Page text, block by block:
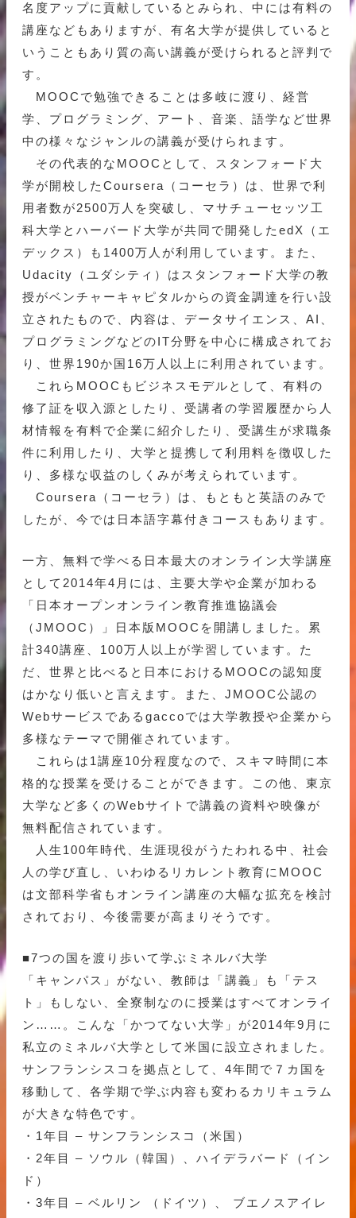
名度アップに貢献しているとみられ、中には有料の
講座などもありますが、有名大学が提供していると
いうこともあり質の高い講義が受けられると評判で
す。
MOOCで勉強できることは多岐に渡り、経営
学、プログラミング、アート、音楽、語学など世界
中の様々なジャンルの講義が受けられます。
その代表的なMOOCとして、スタンフォード大
学が開校したCoursera（コーセラ）は、世界で利
用者数が2500万人を突破し、マサチューセッツ工
科大学とハーバード大学が共同で開発したedX（エ
デックス）も1400万人が利用しています。また、
Udacity（ユダシティ）はスタンフォード大学の教
授がベンチャーキャピタルからの資金調達を行い設
立されたもので、内容は、データサイエンス、AI、
プログラミングなどのIT分野を中心に構成されてお
り、世界190か国16万人以上に利用されています。
これらMOOCもビジネスモデルとして、有料の
修了証を収入源としたり、受講者の学習履歴から人
材情報を有料で企業に紹介したり、受講生が求職条
件に利用したり、大学と提携して利用料を徴収した
り、多様な収益のしくみが考えられています。
Coursera（コーセラ）は、もともと英語のみで
したが、今では日本語字幕付きコースもあります。
一方、無料で学べる日本最大のオンライン大学講座
として2014年4月には、主要大学や企業が加わる
「日本オープンオンライン教育推進協議会
（JMOOC）」日本版MOOCを開講しました。累
計340講座、100万人以上が学習しています。た
だ、世界と比べると日本におけるMOOCの認知度
はかなり低いと言えます。また、JMOOC公認の
Webサービスであるgaccoでは大学教授や企業から
多様なテーマで開催されています。
これらは1講座10分程度なので、スキマ時間に本
格的な授業を受けることができます。この他、東京
大学など多くのWebサイトで講義の資料や映像が
無料配信されています。
人生100年時代、生涯現役がうたわれる中、社会
人の学び直し、いわゆるリカレント教育にMOOC
は文部科学省もオンライン講座の大幅な拡充を検討
されており、今後需要が高まりそうです。
■7つの国を渡り歩いて学ぶミネルバ大学
「キャンパス」がない、教師は「講義」も「テス
ト」もしない、全寮制なのに授業はすべてオンライ
ン……。こんな「かつてない大学」が2014年9月に
私立のミネルバ大学として米国に設立されました。
サンフランシスコを拠点として、4年間で７カ国を
移動して、各学期で学ぶ内容も変わるカリキュラム
が大きな特色です。
・1年目 – サンフランシスコ（米国）
・2年目 – ソウル（韓国）、ハイデラバード（イン
ド）
・3年目 – ベルリン （ドイツ）、 ブエノスアイレ